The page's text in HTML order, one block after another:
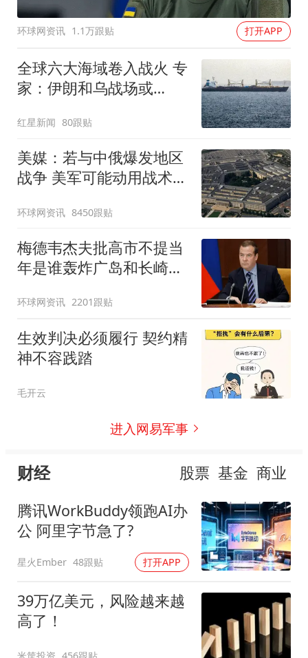
环球网资讯 1.1万跟贴 打开APP
全球六大海域卷入战火 专
家：伊朗和乌战场或
红星新闻 80跟贴
美媒：若与中俄爆发地区
战争 美军可能动用战术核
环球网资讯 8450跟贴
梅德韦杰夫批高市不提当
年是谁轰炸广岛和长崎：
环球网资讯 2201跟贴
生效判决必须履行 契约精
神不容践踏
毛开云
进入网易军事
财经 股票 基金 商业
腾讯WorkBuddy领跑AI办
公 阿里字节急了?
星火Ember 48跟贴 打开APP
39万亿美元，风险越来越
高了！